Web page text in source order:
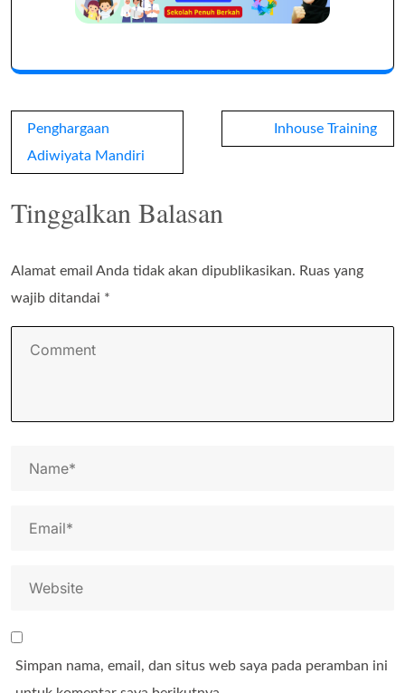
Navigasi
pos
Penghargaan
Adiwiyata Mandiri
Inhouse Training
Tinggalkan Balasan
Alamat email Anda tidak akan dipublikasikan. Ruas yang
wajib ditandai *
Simpan nama, email, dan situs web saya pada peramban ini